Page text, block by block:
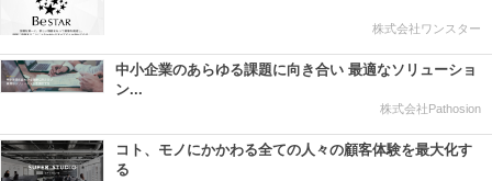
株式会社ワンスター
中小企業のあらゆる課題に向き合い 最適なソリューショ
ン...
株式会社Pathosion
コト、モノにかかわる全ての人々の顧客体験を最大化す
る